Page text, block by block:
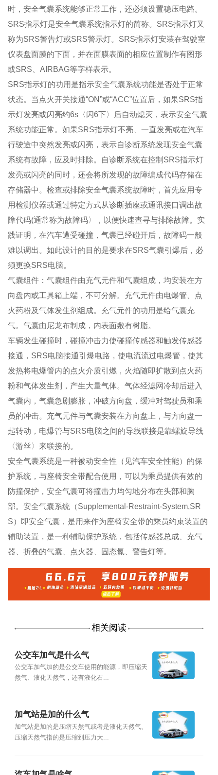
时，安全气囊系统能够正常工作，还必须设置稳压电路。
SRS指示灯是安全气囊系统指示灯的简称。SRS指示灯又
称为SRS警告灯或SRS警示灯。SRS指示灯安装在驾驶室
仪表盘面膜的下面，并在面膜表面的相应位置制作有图形
或SRS、AIRBAG等字样表示。
SRS指示灯的功用是指示安全气囊系统功能是否处于正常
状态。当点火开关接通“ON”或“ACC”位置后，如果SRS指
示灯发亮或闪亮约6s〈闪6下〉后自动熄灭，表示安全气囊
系统功能正常。如果SRS指示灯不亮、一直发亮或在汽车
行驶途中突然发亮或闪亮，表示自诊断系统发现安全气囊
系统有故障，应及时排除。自诊断系统在控制SRS指示灯
发亮或闪亮的同时，还会将所发现的故障编成代码存储在
存储器中。检查或排除安全气囊系统故障时，首先应用专
用检测仪器或通过特定方式从诊断插座或通讯接口调出故
障代码(通常称为故障码〉，以便快速查寻与排除故障。实
践证明，在汽车遭受碰撞，气囊已经碰开后，故障码一般
难以调出。如此设计的目的是要求在SRS气囊引爆后，必
须更换SRS电脑。
气囊组件：气囊组件由充气元件和气囊组成，均安装在方
向盘内或工具箱上端，不可分解。充气元件由电爆管、点
火药粉及气体发生剂组成。充气元件的功用是给气囊充
气。气囊由尼龙布制成，内表面敷有树脂。
车辆发生碰撞时，碰撞冲击力使碰撞传感器和触发传感器
接通，SRS电脑接通引爆电路，使电流流过电爆管，使其
发热将电爆管内的点火介质引燃，火焰随即扩散到点火药
粉和气体发生剂，产生大量气体。气体经滤网冷却后进入
气囊内，气囊急剧膨胀，冲破方向盘，缓冲对驾驶员和乘
员的冲击。充气元件与气囊安装在方向盘上，与方向盘一
起转动，电爆管与SRS电脑之间的导线联接是靠螺旋导线
〈游丝〉来联接的。
安全气囊系统是一种被动安全性（见汽车安全性能）的保
护系统，与座椅安全带配合使用，可以为乘员提供有效的
防撞保护，安全气囊可将撞击力均匀地分布在头部和胸
部。安全气囊系统（Supplemental-Restraint-System,SR
S）即安全气囊，是用来作为座椅安全带的乘员约束装置的
辅助装置，是一种辅助保护系统，包括传感器总成、充气
器、折叠的气囊、点火器、固态氮、警告灯等。
相关阅读
公交车加气是什么气
公交车加气加的是公交车使用的能源，即压缩天
然气、液化天然气，还有液化石...
加气站是加的什么气
加气站是加的是压缩天然气或者是液化天然气。
压缩天然气指的是压缩到压力大...